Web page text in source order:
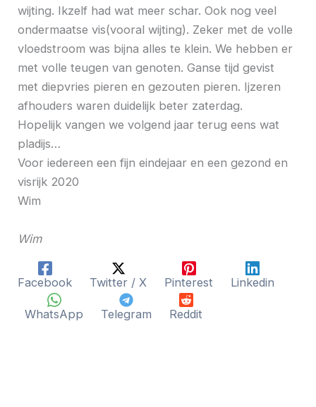
wijting. Ikzelf had wat meer schar. Ook nog veel
ondermaatse vis(vooral wijting). Zeker met de volle
vloedstroom was bijna alles te klein. We hebben er
met volle teugen van genoten. Ganse tijd gevist
met diepvries pieren en gezouten pieren. Ijzeren
afhouders waren duidelijk beter zaterdag.
Hopelijk vangen we volgend jaar terug eens wat
pladijs…
Voor iedereen een fijn eindejaar en een gezond en
visrijk 2020
Wim
Wim
Facebook Twitter / X Pinterest Linkedin
WhatsApp Telegram Reddit